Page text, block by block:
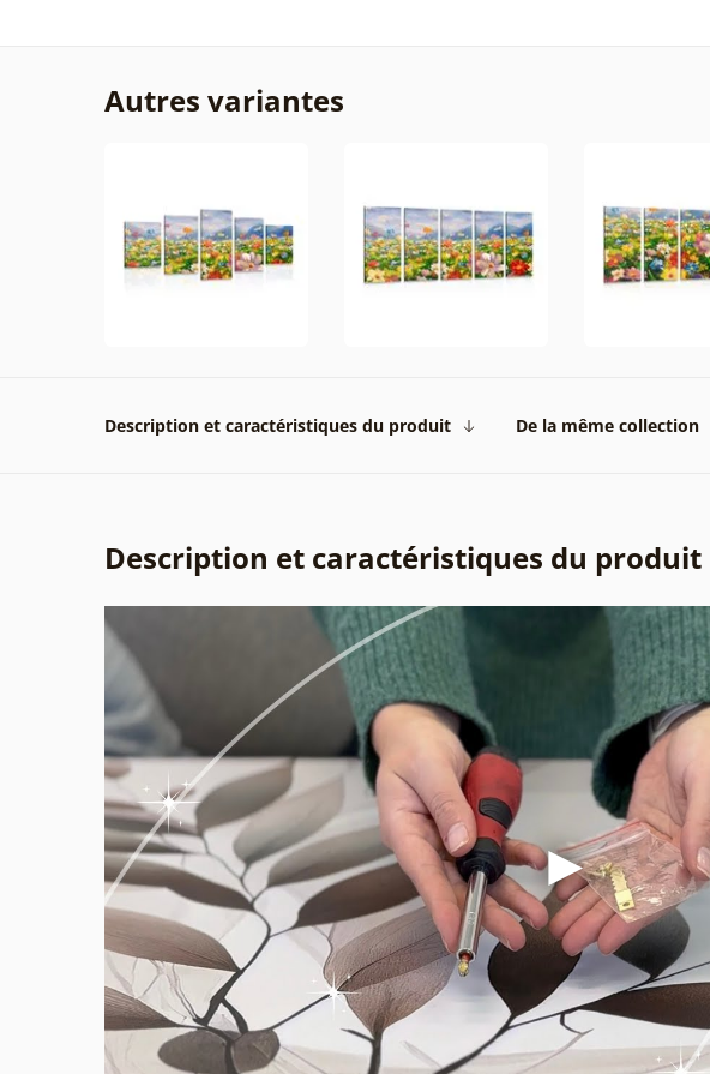
Autres variantes
Description et caractéristiques du produit De la même collection
Description et caractéristiques du produit